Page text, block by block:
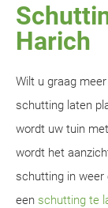
Harich
Wilt u graag
schutting laten
wordt uw tuin
wordt het
schutting in weer
een schutting te